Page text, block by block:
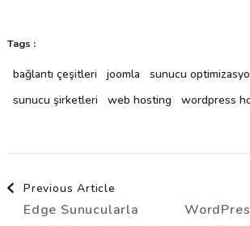
Tags :
bağlantı çeşitleri joomla sunucu
sunucu şirketleri
web hosting wordpress
Post
Previous Article
Edge Sunucularla